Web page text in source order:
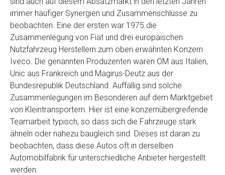
immer häufiger Synergien und Zusammenschlüsse zu
beobachten. Eine der ersten war 1975 die
Zusammenlegung von Fiat und drei europäischen
Nutzfahrzeug Herstellern zum oben erwähnten Konzern
Iveco. Die genannten Produzenten waren OM aus Italien,
Unic aus Frankreich und Magirus-Deutz aus der
Bundesrepublik Deutschland. Auffällig sind solche
Zusammenlegungen im Besonderen auf dem Marktgebiet
von Kleintransportern. Hier ist eine konzernübergreifende
Teamarbeit typisch, so dass sich die Fahrzeuge stark
ähneln oder nahezu baugleich sind. Dieses ist daran zu
beobachten, dass diese Autos oft in derselben
Automobilfabrik für unterschiedliche Anbieter hergestellt
werden.